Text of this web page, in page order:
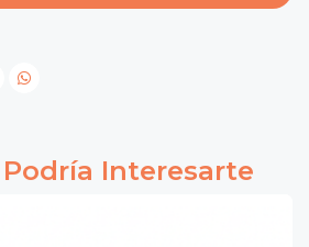
Interesarte